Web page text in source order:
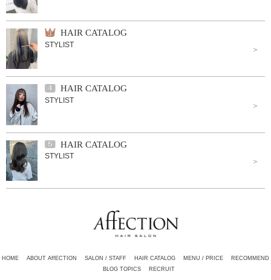
HAIR CATALOG
STYLIST
HAIR CATALOG
STYLIST
HAIR CATALOG
STYLIST
HOME ABOUT AffECTION SALON / STAFF HAIR CATALOG MENU / PRICE
RECOMMEND
BLOG TOPICS
RECRUIT